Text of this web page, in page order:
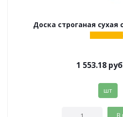
Доска строганая сухая
1 553.18
шт
В